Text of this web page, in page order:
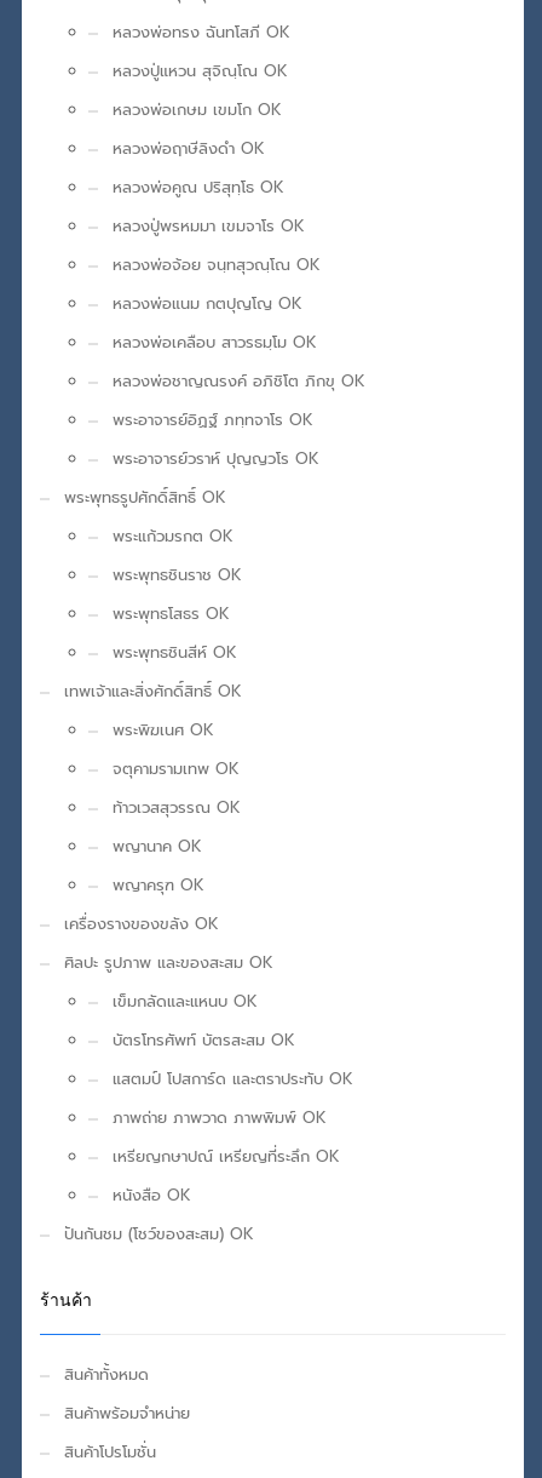
หลวงพ่อทรง ฉันทโสภี OK
หลวงปู่แหวน สุจิณฺโณ OK
หลวงพ่อเกษม เขมโก OK
หลวงพ่อฤาษีลิงดำ OK
หลวงพ่อคูณ ปริสุทฺโธ OK
หลวงปู่พรหมมา เขมจาโร OK
หลวงพ่อจ้อย จนฺทสุวณฺโณ OK
หลวงพ่อแนม กตปุญโญ OK
หลวงพ่อเคลือบ สาวรธมฺโม OK
หลวงพ่อชาญณรงค์ อภิชิโต ภิกขุ OK
พระอาจารย์อิฏฐ์ ภทฺทจาโร OK
พระอาจารย์วราห์ ปุญญวโร OK
พระพุทธรูปศักดิ์สิทธิ์ OK
พระแก้วมรกต OK
พระพุทธชินราช OK
พระพุทธโสธร OK
พระพุทธชินสีห์ OK
เทพเจ้าและสิ่งศักดิ์สิทธิ์ OK
พระพิฆเนศ OK
จตุคามรามเทพ OK
ท้าวเวสสุวรรณ OK
พญานาค OK
พญาครุฑ OK
เครื่องรางของขลัง OK
ศิลปะ รูปภาพ และของสะสม OK
เข็มกลัดและแหนบ OK
บัตรโทรศัพท์ บัตรสะสม OK
แสตมป์ โปสการ์ด และตราประทับ OK
ภาพถ่าย ภาพวาด ภาพพิมพ์ OK
เหรียญกษาปณ์ เหรียญที่ระลึก OK
หนังสือ OK
ปันกันชม (โชว์ของสะสม) OK
ร้านค้า
สินค้าทั้งหมด
สินค้าพร้อมจำหน่าย
สินค้าโปรโมชั่น